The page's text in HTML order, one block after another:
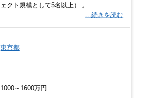
ェクト規模として5名以上） 。
…続きを読む
東京都
1000～1600万円